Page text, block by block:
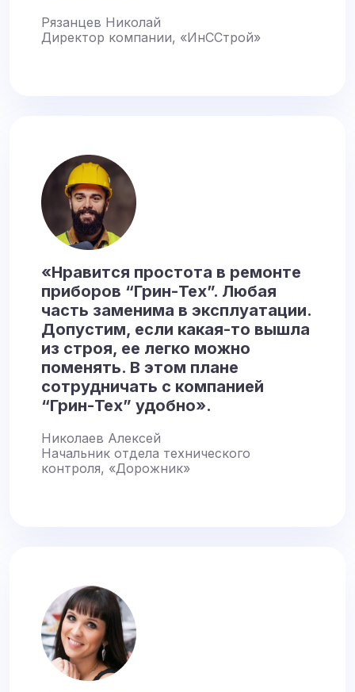
Рязанцев Николай
Директор компании, «ИнССтрой»
«Нравится простота в ремонте
приборов “Грин-Тех”. Любая
часть заменима в эксплуатации.
Допустим, если какая-то вышла
из строя, ее легко можно
поменять. В этом плане
сотрудничать с компанией
“Грин-Тех” удобно».
Николаев Алексей
Начальник отдела технического
контроля, «Дорожник»